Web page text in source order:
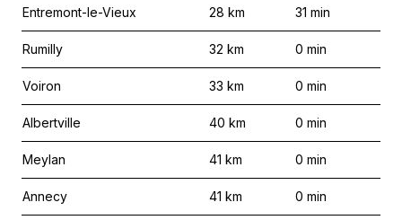
Entremont-le-Vieux 28 km 31 min
Rumilly 32 km 0 min
Voiron 33 km 0 min
Albertville 40 km 0 min
Meylan 41 km 0 min
Annecy 41 km 0 min